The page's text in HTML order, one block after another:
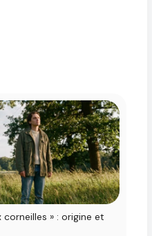
» : origine et